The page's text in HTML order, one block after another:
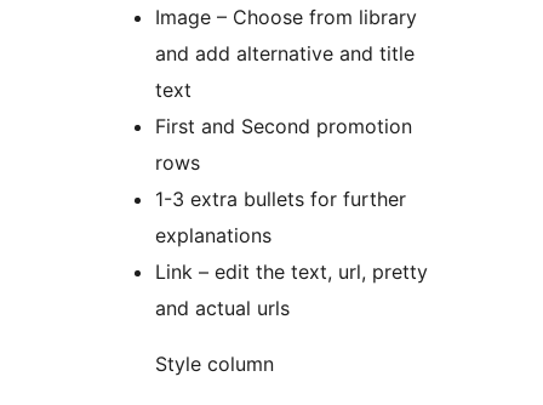
Image – Choose from library
and add alternative and title
text
First and Second promotion
rows
1-3 extra bullets for further
explanations
Link – edit the text, url, pretty
and actual urls
Style column